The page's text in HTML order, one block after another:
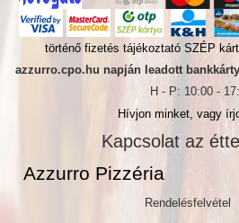
Pallag
Viola
történő fizetés tájékoztató SZÉP
azzurro.cpo.hu napján leadott
H - P: 10:00 -
Hívjon minket, vagy
Kapcsolat az
Azzurro Pizzéria
Rendelésfelvétel